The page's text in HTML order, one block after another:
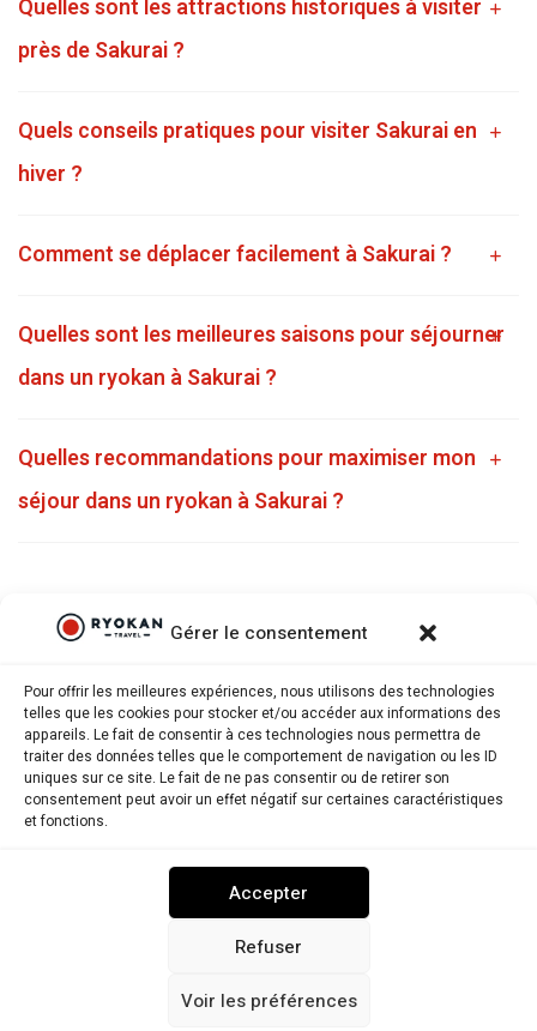
Gérer le consentement
Pour offrir les meilleures expériences, nous utilisons des technologies
telles que les cookies pour stocker et/ou accéder aux informations des
appareils. Le fait de consentir à ces technologies nous permettra de
traiter des données telles que le comportement de navigation ou les ID
uniques sur ce site. Le fait de ne pas consentir ou de retirer son
consentement peut avoir un effet négatif sur certaines caractéristiques
et fonctions.
Accepter
Refuser
Voir les préférences
Quelles sont les attractions historiques à visiter
près de Sakurai ?
Quels conseils pratiques pour visiter Sakurai en
hiver ?
Comment se déplacer facilement à Sakurai ?
Quelles sont les meilleures saisons pour séjourner
dans un ryokan à Sakurai ?
Quelles recommandations pour maximiser mon
séjour dans un ryokan à Sakurai ?
Ryokantravel.fr © Copyright 2025. Tous droits réservés.
MENTIONS LÉGALES POLITIQUE DE CONFIDENTIALITÉ
POLITIQUE DE COOKIES (UE) NOUS CONTACTER
RYOKANTRAVEL USA